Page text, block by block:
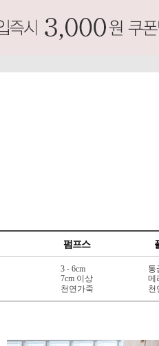
펌프스
3 - 6cm
7cm 이상
천연가죽
통
메
천